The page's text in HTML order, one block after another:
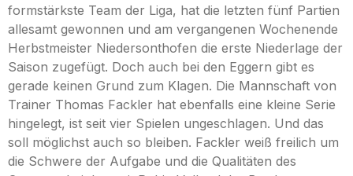
formstärkste Team der Liga, hat die letzten fünf Partien
allesamt gewonnen und am vergangenen Wochenende
Herbstmeister Niedersonthofen die erste Niederlage der
Saison zugefügt. Doch auch bei den Eggern gibt es
gerade keinen Grund zum Klagen. Die Mannschaft von
Trainer Thomas Fackler hat ebenfalls eine kleine Serie
hingelegt, ist seit vier Spielen ungeschlagen. Und das
soll möglichst auch so bleiben. Fackler weiß freilich um
die Schwere der Aufgabe und die Qualitäten des